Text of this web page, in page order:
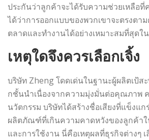
ประกันว่าลูกค้าจะได้รับความช่วยเหลือ
ได้ว่าการออกแบบของพวกเขาจะตรงตา
ตลาดและทำงานได้อย่างเหมาะสมที่สุด
เหตุใดจึงควรเลือกเจิ้ง
บริษัท Zheng โดดเด่นในฐานะผู้ผลิตเป้
กชั้นนำเนื่องจากความมุ่งมั่นต่อคุณภาพ
นวัตกรรม บริษัทได้สร้างชื่อเสียงที่แข็งแก
ผลิตภัณฑ์ที่เกินความคาดหวังของลูกค้า
และการใช้งาน นี่คือเหตุผลที่ธุรกิจต่างๆ